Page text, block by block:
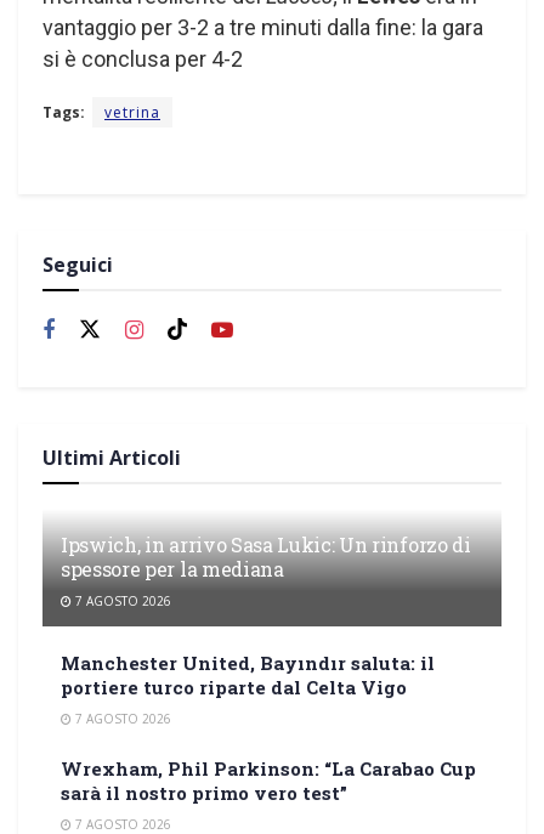
vantaggio per 3-2 a tre minuti dalla fine: la gara
si è conclusa per 4-2
Tags: vetrina
Seguici
Ultimi Articoli
Ipswich, in arrivo Sasa Lukic: Un rinforzo di
spessore per la mediana
7 AGOSTO 2026
Manchester United, Bayındır saluta: il
portiere turco riparte dal Celta Vigo
7 AGOSTO 2026
Wrexham, Phil Parkinson: “La Carabao Cup
sarà il nostro primo vero test”
7 AGOSTO 2026